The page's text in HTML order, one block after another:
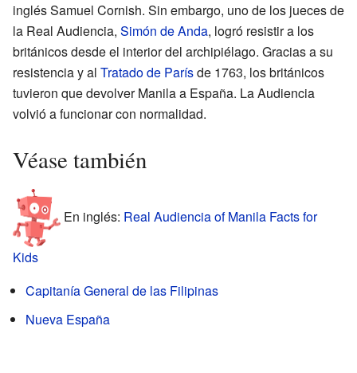
inglés Samuel Cornish. Sin embargo, uno de los jueces de
la Real Audiencia, Simón de Anda, logró resistir a los
británicos desde el interior del archipiélago. Gracias a su
resistencia y al Tratado de Parísde 1763, los británicos
tuvieron que devolver Manila a España. La Audiencia
volvió a funcionar con normalidad.
Véase también
En inglés: Real Audiencia of Manila Facts for
Kids
Capitanía General de las Filipinas
Nueva España